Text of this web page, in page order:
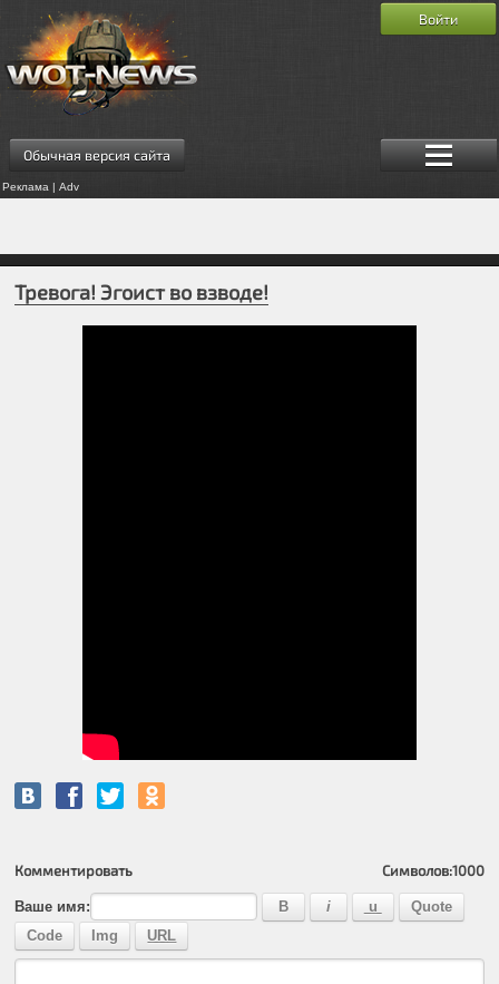
Обычная версия сайта
Реклама | Adv
Войти
Тревога! Эгоист во взводе!
Комментировать Символов:1000
Ваше имя: